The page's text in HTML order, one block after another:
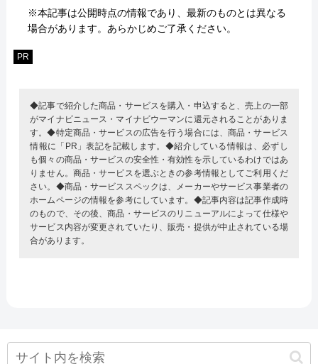
※本記事は公開時点の情報であり、最新のものとは異なる
場合があります。あらかじめご了承ください。
PR
◆記事で紹介した商品・サービスを購入・申込すると、売上の一部
がマイナビニュース・マイナビウーマンに還元されることがありま
す。◆特定商品・サービスの広告を行う場合には、商品・サービス
情報に「PR」表記を記載します。◆紹介している情報は、必ずし
も個々の商品・サービスの安全性・有効性を示しているわけではあ
りません。商品・サービスを選ぶときの参考情報としてご利用くだ
さい。◆商品・サービススペックは、メーカーやサービス事業者の
ホームページの情報を参考にしています。◆記事内容は記事作成時
のもので、その後、商品・サービスのリニューアルによって仕様や
サービス内容が変更されていたり、販売・提供が中止されている場
合があります。